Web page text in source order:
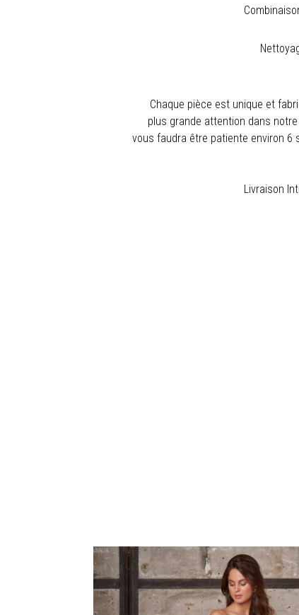
Chaque pièce est unique et
plus grande attention dans
vous faudra être patiente environ 6
Livraison